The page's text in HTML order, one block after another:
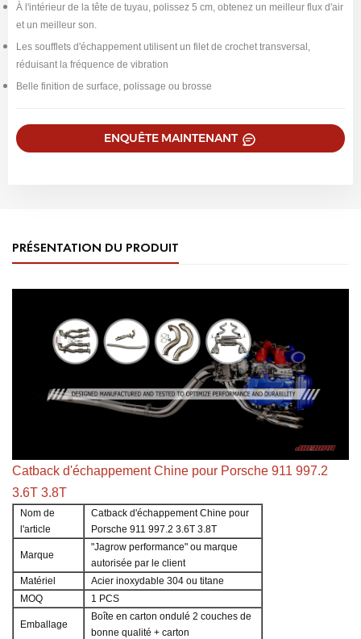
À l'intérieur de la tête de tuyau, polissez 5 cm, obtenez un meilleur flux d'air
et un meilleur son.
Les soufflets d'échappement utilisent un filet de crochet transversal,
réduisant la fréquence de vibration
Belle finition de surface, polissage ou brosse
ENQUÊTE MAINTENANT
PRÉSENTATION DU PRODUIT
Catback d'échappement Chine pour Porsche 911 997.2
3.6T 3.8T
Nom de
l'article
Catback d'échappement Chine pour
Porsche 911 997.2 3.6T 3.8T
Marque
"Jagrow performance" ou marque
autorisée par le client
Matériel
Acier inoxydable 304 ou titane
MOQ
1 PCS
Emballage
Boîte en carton ondulé 2 couches de
bonne qualité + carton